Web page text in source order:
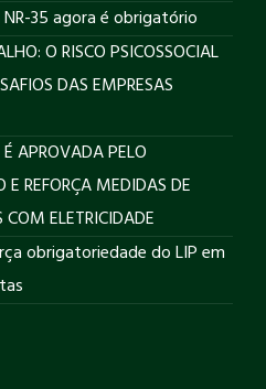
35 agora é obrigatório
O RISCO PSICOSSOCIAL
DAS EMPRESAS
APROVADA PELO
REFORÇA MEDIDAS DE
ELETRICIDADE
obrigatoriedade do LIP em